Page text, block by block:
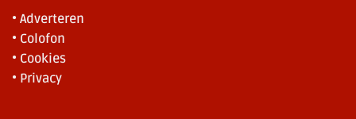
• Adverteren
• Colofon
• Cookies
• Privacy